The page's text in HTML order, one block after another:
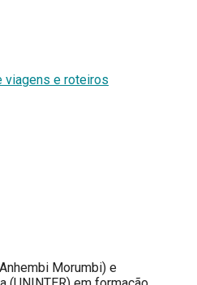
viagens e roteiros
Morumbi) e